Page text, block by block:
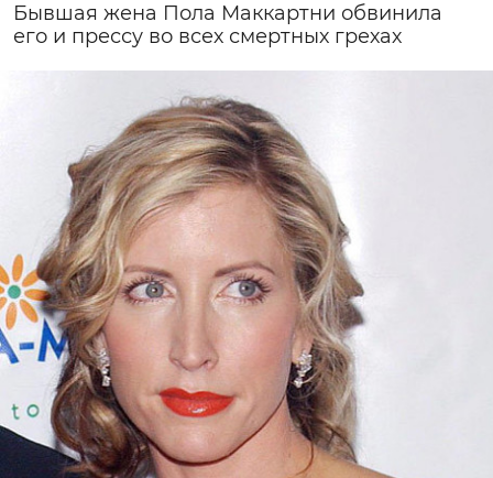
Бывшая жена Пола Маккартни обвинила
его и прессу во всех смертных грехах